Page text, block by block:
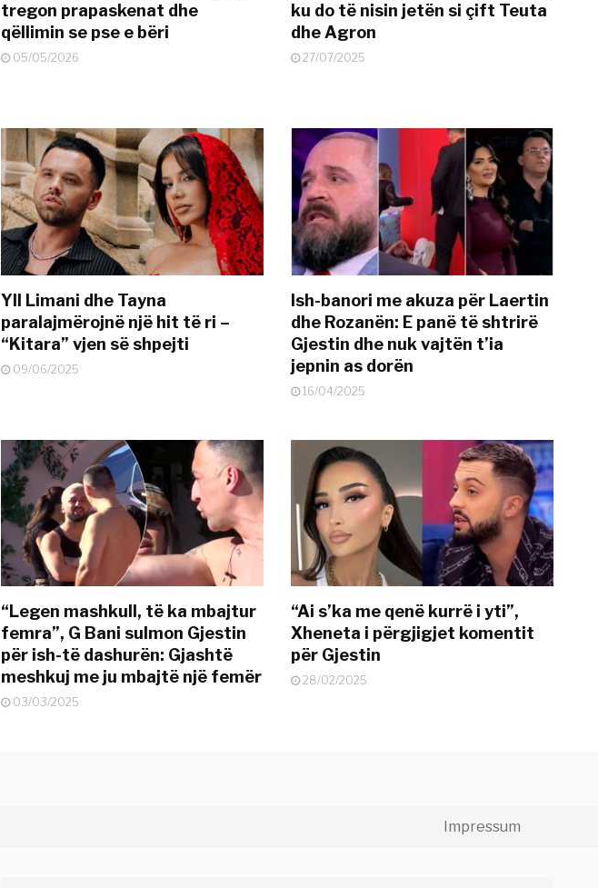
tregon prapaskenat dhe
qëllimin se pse e bëri
05/05/2026
ku do të nisin jetën si çift Teuta
dhe Agron
27/07/2025
Yll Limani dhe Tayna
paralajmërojnë një hit të ri –
“Kitara” vjen së shpejti
09/06/2025
Ish-banori me akuza për Laertin
dhe Rozanën: E panë të shtrirë
Gjestin dhe nuk vajtën t’ia
jepnin as dorën
16/04/2025
“Legen mashkull, të ka mbajtur
femra”, G Bani sulmon Gjestin
për ish-të dashurën: Gjashtë
meshkuj me ju mbajtë një femër
03/03/2025
“Ai s’ka me qenë kurrë i yti”,
Xheneta i përgjigjet komentit
për Gjestin
28/02/2025
Impressum